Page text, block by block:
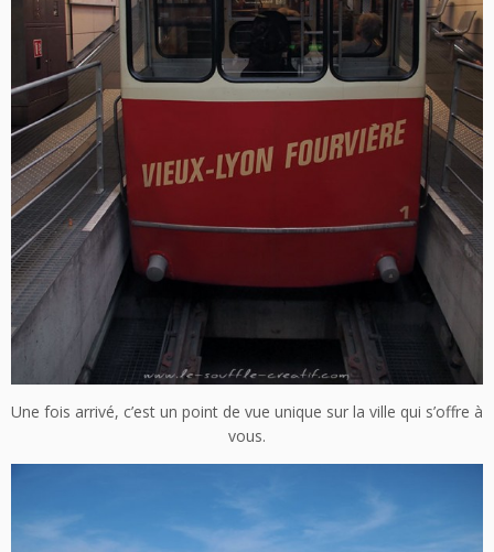
Une fois arrivé, c’est un point de vue unique sur la ville qui s’offre à
vous.